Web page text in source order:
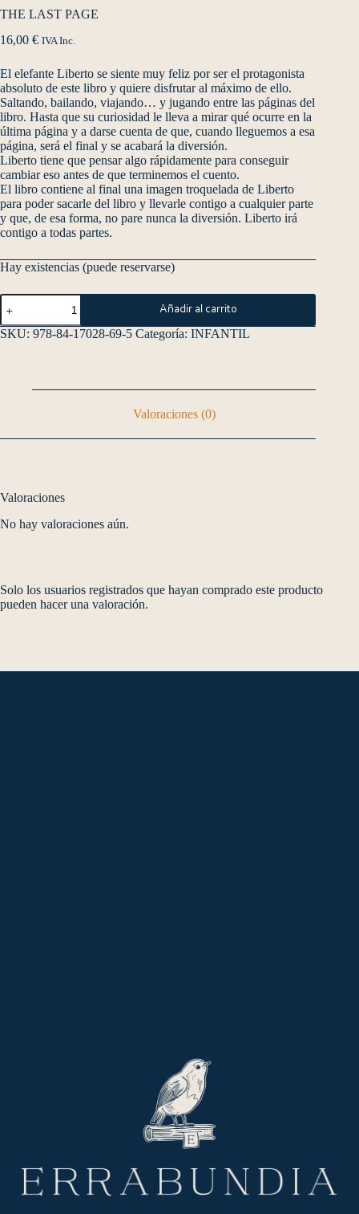
THE LAST PAGE
16,00 € IVA Inc.
El elefante Liberto se siente muy feliz por ser el protagonista
absoluto de este libro y quiere disfrutar al máximo de ello.
Saltando, bailando, viajando… y jugando entre las páginas del
libro. Hasta que su curiosidad le lleva a mirar qué ocurre en la
última página y a darse cuenta de que, cuando lleguemos a esa
página, será el final y se acabará la diversión.
Liberto tiene que pensar algo rápidamente para conseguir
cambiar eso antes de que terminemos el cuento.
El libro contiene al final una imagen troquelada de Liberto
para poder sacarle del libro y llevarle contigo a cualquier parte
y que, de esa forma, no pare nunca la diversión. Liberto irá
contigo a todas partes.
Hay existencias (puede reservarse)
Añadir al carrito
SKU: 978-84-17028-69-5 Categoría: INFANTIL
Valoraciones (0)
Valoraciones
No hay valoraciones aún.
Solo los usuarios registrados que hayan comprado este producto
pueden hacer una valoración.